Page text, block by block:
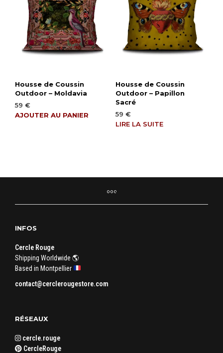
Housse de Coussin
Outdoor – Moldavia
59 €
AJOUTER AU PANIER
Housse de Coussin
Outdoor – Papillon
Sacré
59 €
LIRE LA SUITE
INFOS
Cercle Rouge
Shipping Worldwide 🌎
Based in Montpellier
contact@cerclerougestore.com
RÉSEAUX
cercle.rouge
CercleRouge